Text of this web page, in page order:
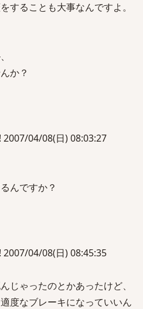
することも大事なんですよ。
か？
04/08(日) 08:03:27
んですか？
04/08(日) 08:45:35
じゃったのとかあったけど、
度なブレーキになっていいん